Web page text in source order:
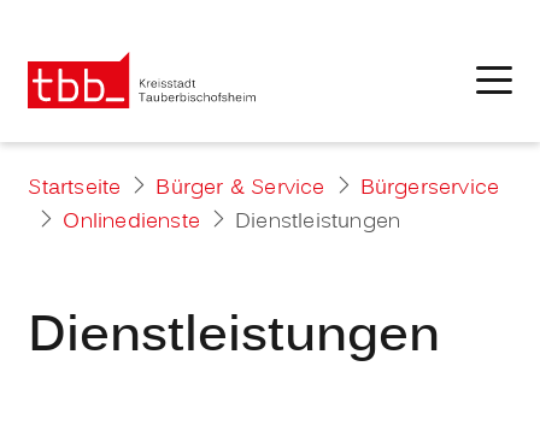
Startseite Bürger & Service
Bürgerservice
Onlinedienste
Dienstleistungen
Dienstleistungen